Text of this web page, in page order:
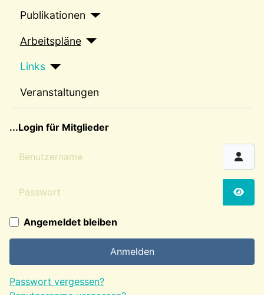
Publikationen
Arbeitspläne
Links
Veranstaltungen
...Login für Mitglieder
Benutzername
Angemeldet bleiben
Anmelden
Passwort vergessen?